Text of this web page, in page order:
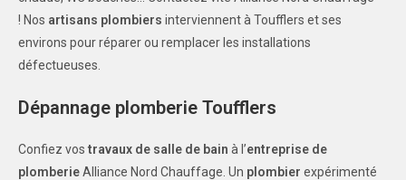
! Nos artisans plombiers interviennent à Toufflers et ses
environs pour réparer ou remplacer les installations
défectueuses.
Dépannage plomberie Toufflers
Confiez vos travaux de salle de bain à l’entreprise de
plomberieAlliance Nord Chauffage. Un plombier expérimenté